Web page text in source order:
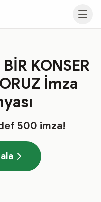
KONSER
İmza
500 imza!